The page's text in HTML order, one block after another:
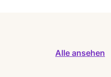
Alle ansehen